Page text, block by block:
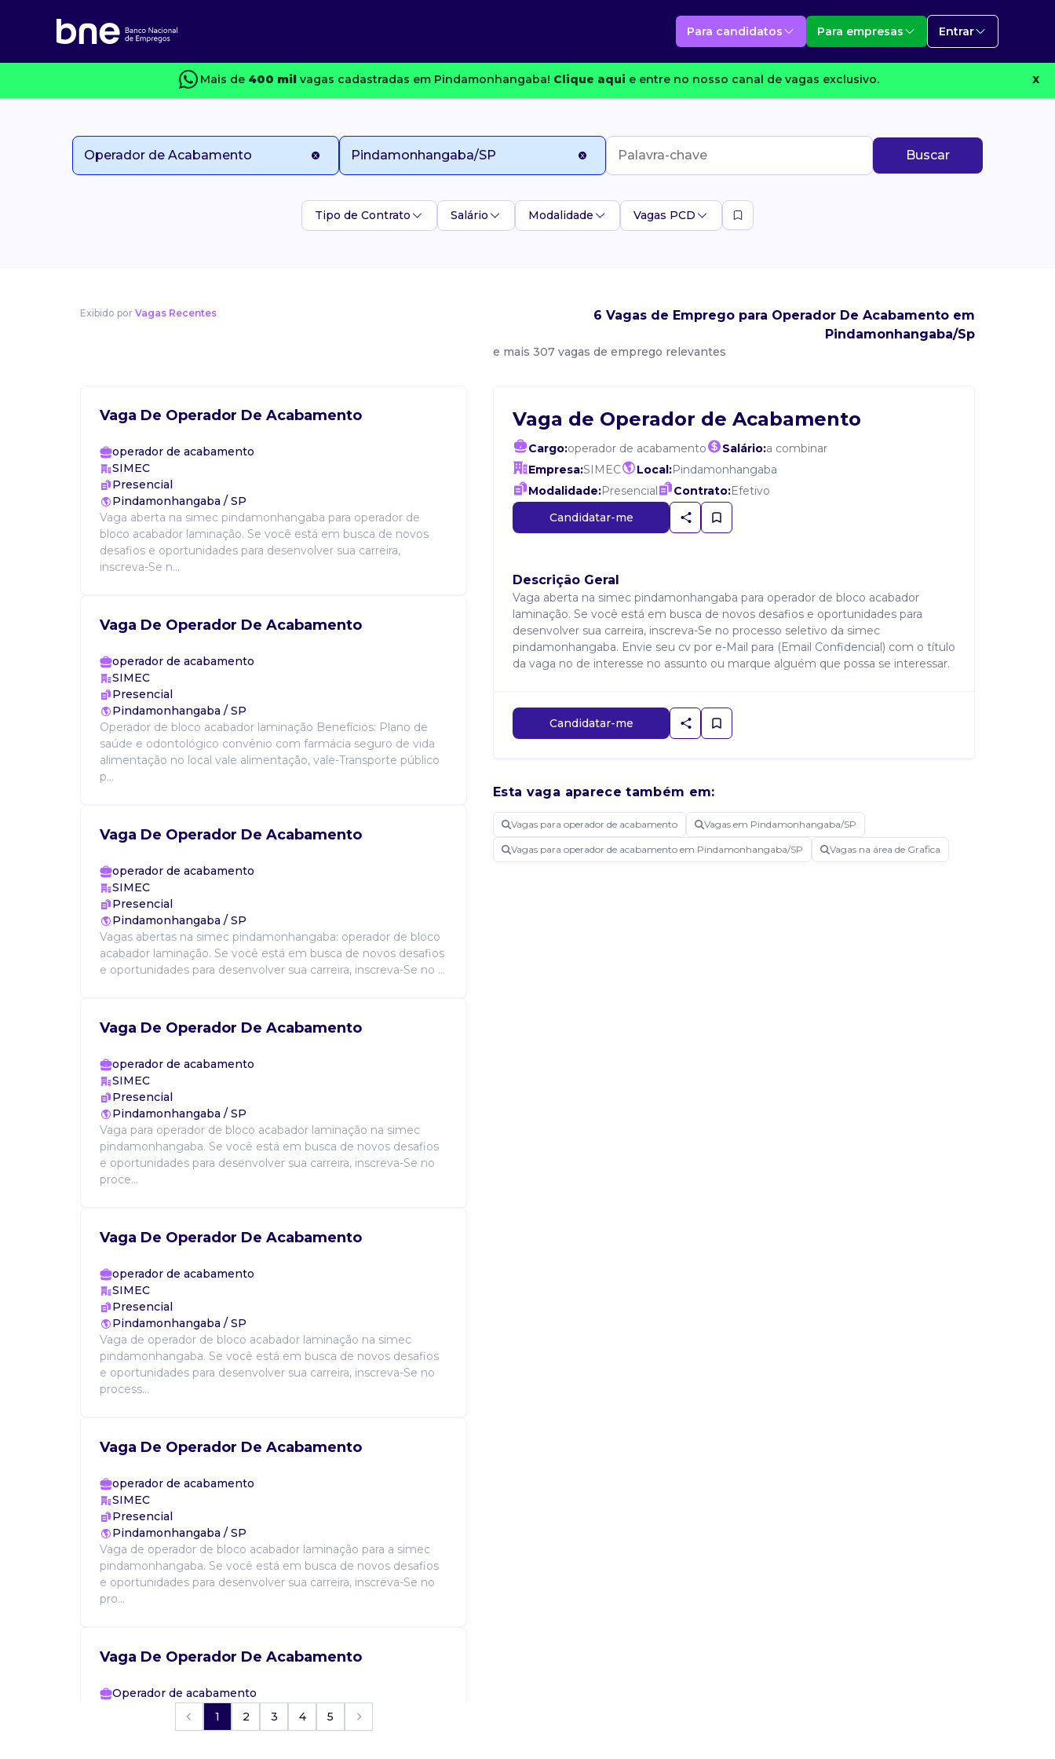
Para candidatos Para empresas Entrar
Mais de 400 milvagas cadastradas em Pindamonhangaba! Clique aqui e entre no nosso canal de vagas exclusivo. X
Buscar
Tipo de Contrato Salário Modalidade Vagas PCD
Exibido por Vagas Recentes
6 Vagas de Emprego para Operador De Acabamento em
Pindamonhangaba/Sp
e mais 307 vagas de emprego relevantes
Vaga De Operador De Acabamento
operador de acabamento
SIMEC
Presencial
Pindamonhangaba / SP
Vaga aberta na simec pindamonhangaba para operador de
bloco acabador laminação. Se você está em busca de novos
desafios e oportunidades para desenvolver sua carreira,
inscreva-Se n...
Vaga De Operador De Acabamento
operador de acabamento
SIMEC
Presencial
Pindamonhangaba / SP
Operador de bloco acabador laminação Benefícios: Plano de
saúde e odontológico convênio com farmácia seguro de vida
alimentação no local vale alimentação, vale-Transporte público
p...
Vaga De Operador De Acabamento
operador de acabamento
SIMEC
Presencial
Pindamonhangaba / SP
Vagas abertas na simec pindamonhangaba: operador de bloco
acabador laminação. Se você está em busca de novos desafios
e oportunidades para desenvolver sua carreira, inscreva-Se no ...
Vaga De Operador De Acabamento
operador de acabamento
SIMEC
Presencial
Pindamonhangaba / SP
Vaga para operador de bloco acabador laminação na simec
pindamonhangaba. Se você está em busca de novos desafios
e oportunidades para desenvolver sua carreira, inscreva-Se no
proce...
Vaga De Operador De Acabamento
operador de acabamento
SIMEC
Presencial
Pindamonhangaba / SP
Vaga de operador de bloco acabador laminação na simec
pindamonhangaba. Se você está em busca de novos desafios
e oportunidades para desenvolver sua carreira, inscreva-Se no
process...
Vaga De Operador De Acabamento
operador de acabamento
SIMEC
Presencial
Pindamonhangaba / SP
Vaga de operador de bloco acabador laminação para a simec
pindamonhangaba. Se você está em busca de novos desafios
e oportunidades para desenvolver sua carreira, inscreva-Se no
pro...
Vaga De Operador De Acabamento
Operador de acabamento
1 2 3 4 5
Vaga de Operador de Acabamento
Cargo:operador de acabamento Salário:a combinar
Empresa:SIMEC Local:Pindamonhangaba
Modalidade:Presencial Contrato:Efetivo
Candidatar-me
Descrição Geral
Vaga aberta na simec pindamonhangaba para operador de bloco acabador
laminação. Se você está em busca de novos desafios e oportunidades para
desenvolver sua carreira, inscreva-Se no processo seletivo da simec
pindamonhangaba. Envie seu cv por e-Mail para (Email Confidencial) com o título
da vaga no de interesse no assunto ou marque alguém que possa se interessar.
Candidatar-me
Esta vaga aparece também em:
Vagas para operador de acabamento Vagas em Pindamonhangaba/SP
Vagas para operador de acabamento em Pindamonhangaba/SP Vagas na área de Grafica